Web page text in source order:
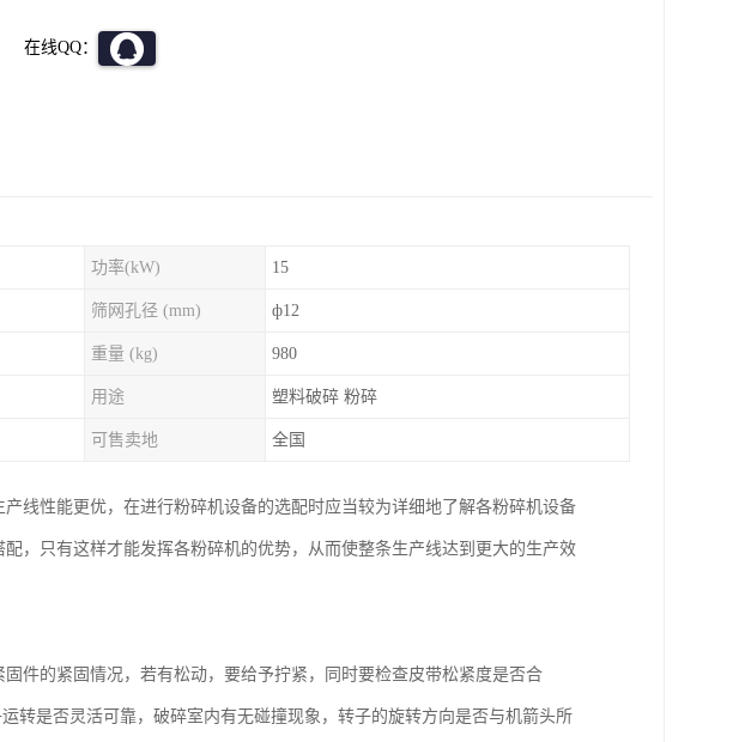
在线QQ：
功率(kW) 15
筛网孔径 (mm) ф12
重量 (kg) 980
用途 塑料破碎 粉碎
可售卖地 全国
线性能更优，在进行粉碎机设备的选配时应当较为详细地了解各粉碎机设备
，只有这样才能发挥各粉碎机的优势，从而使整条生产线达到更大的生产效
件的紧固情况，若有松动，要给予拧紧，同时要检查皮带松紧度是否合
转是否灵活可靠，破碎室内有无碰撞现象，转子的旋转方向是否与机箭头所